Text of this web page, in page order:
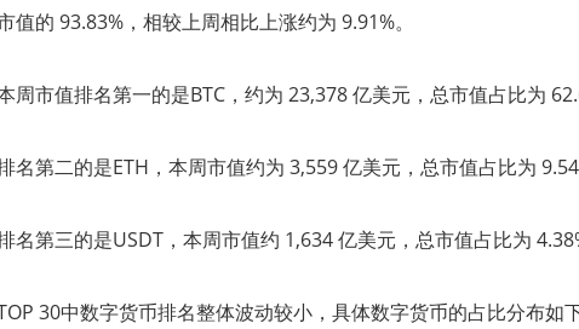
值的 93.83%，相较上周相比上涨约为 9.91%。
周市值排名第一的是BTC，约为 23,378 亿美元，总市值占比为
名第二的是ETH，本周市值约为 3,559 亿美元，总市值占比为
名第三的是USDT，本周市值约 1,634 亿美元，总市值占比为
30中数字货币排名整体波动较小，具体数字货币的占比分布如